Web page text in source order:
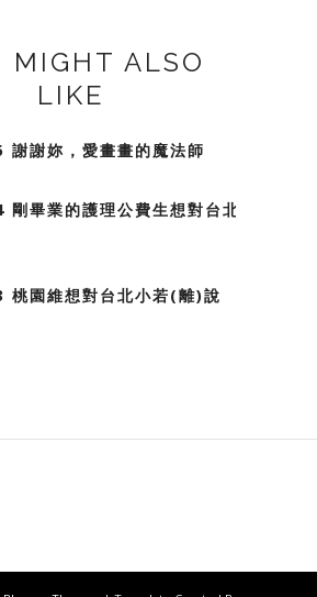
MIGHT ALSO
LIKE
謝妳，愛畫畫的魔法師
畢業的護理公費生想對台北會
園維想對台北小若(離)說